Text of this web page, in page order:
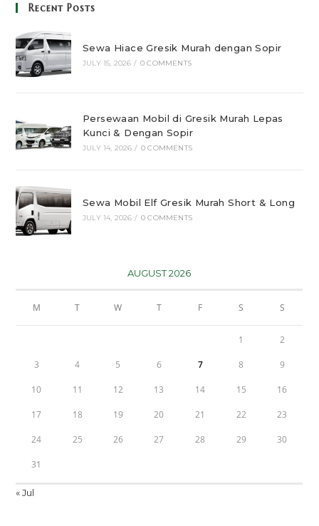
Recent Posts
Sewa Hiace Gresik Murah dengan Sopir
JULY 15, 2026 / 0 COMMENTS
Persewaan Mobil di Gresik Murah Lepas
Kunci & Dengan Sopir
JULY 14, 2026 / 0 COMMENTS
Sewa Mobil Elf Gresik Murah Short & Long
JULY 14, 2026 / 0 COMMENTS
AUGUST 2026
M T W T F S S
1 2
3 4 5 6 7 8 9
10 11 12 13 14 15 16
17 18 19 20 21 22 23
24 25 26 27 28 29 30
31
« Jul